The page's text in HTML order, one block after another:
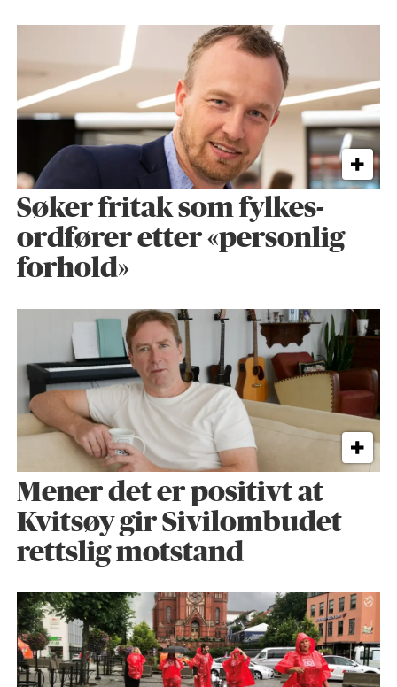
Søker fritak som fylkes­
ordfører etter «personlig
forhold»
Mener det er positivt at
Kvitsøy gir Sivilombudet
rettslig motstand